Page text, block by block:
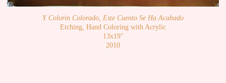
Y Colorin Colorado, Este Cuento Se Ha Acabado
Etching, Hand Coloring with Acrylic
13x19"
2010